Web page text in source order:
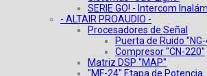
SERIE GO! - Intercom
- ALTAIR PROAUDIO -
Procesadores de Señal
Puerta de Ruido
Compresor "CN-220"
Matriz DSP "MAP"
"MF-24" Etapa de Potencia